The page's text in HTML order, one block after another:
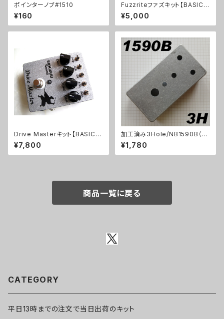
ポインターノブ#1510
¥160
Fuzzriteファズキット【BASIC K
IT】
¥5,000
Drive Masterキット【BASIC K
IT】
¥7,800
加工済み3Hole/NB1590B（11
2x61x32mm）アルミダイキャス
トケース
¥1,780
商品一覧に戻る
CATEGORY
平日13時までの注文で当日出荷のキット